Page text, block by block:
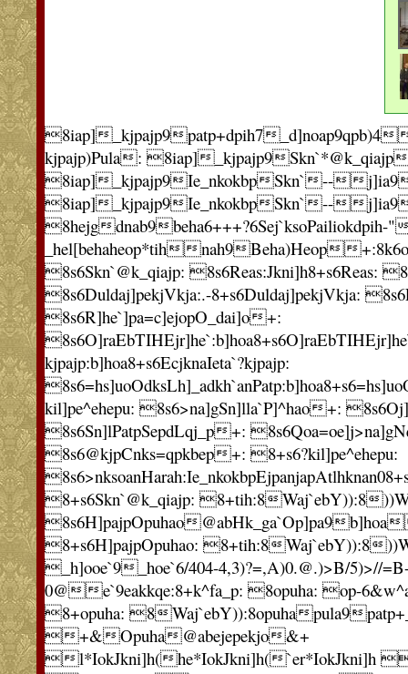
8iap]_kjpajp9patp+dpih7_d]noap9qpb)4
kjpajp)Pula: 8iap]_kjpajp9
8iap]_kjpajp9Ie_nkokbpSkn`--j]ia9
8iap]_kjpajp9Ie_nkokbpSkn`--j]ia9
8hejgdnab9beha6+++?6Sej`ksoPailiokdpih-"
_hel[behaheop*tihnah9Beha)Heop
8s6Skn`@k_qiajp: 8s6Reas:Jkni]h8+s6Reas:
8s6Duldaj]pekjVkja:.-8+s6Duldaj]pekjVkja:
8s6R]he`]pa=c]ejopO_dai]o+:
kjpajp:b]hoa8+s6EcjknaIeta`?kjpajp:
kil]pe^ehepu: 8s6>na]gSn]lla`P]^hao+:
8s6Sn]lPatpSepdLqj_p+:
8s6@kjpCnks=qpkbep+: 8+s6?kil]pe^ehepu:
8+s6Skn`@k_qiajp: 8+tih:8Waj`ebY)):8
8s6H]pajpOpuhao@abHk_ga`Op]pa9
8+s6H]pajpOpuhao: 8+tih:8Waj`ebY)):8
_h]ooe`9_hoe`6/404-4,3)?=,A)0.@.)>B/5)>//
0@e`9eakkqe:8+k^fa_p: 8opuha: op-
8+opuha: 8Waj`ebY)):8opuhapula9
+&Opuha@abejepekjo&+
l*IokJkni]h(he*IokJkni]h(`er*IokJkni]h